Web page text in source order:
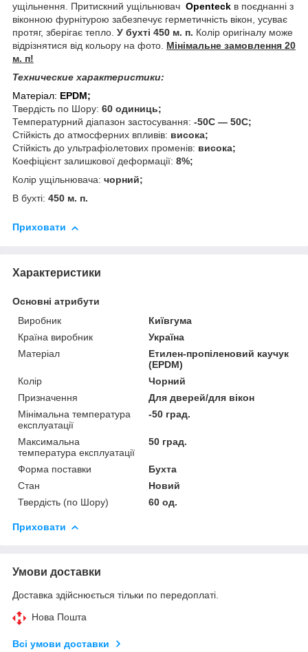
ущільнення. Притискний ущільнювач Openteck в поєднанні з
віконною фурнітурою забезпечує герметичність вікон, усуває
протяг, зберігає тепло. У бухті 450 м. п. Колір оригіналу може
відрізнятися від кольору на фото. Мінімальне замовлення 20
м. п!
Технические характеристики:
Матеріал: EPDM;
Твердість по Шору: 60 одиниць;
Температурний діапазон застосування: -50С ― 50С;
Стійкість до атмосферних впливів: висока;
Стійкість до ультрафіолетових променів: висока;
Коефіцієнт залишкової деформації: 8%;
Колір ущільнювача: чорний;
В бухті: 450 м. п.
Приховати
Характеристики
Основні атрибути
Виробник
Київгума
Країна виробник
Україна
Матеріал
Етилен-пропіленовий каучук
(EPDM)
Колір
Чорний
Призначення
Для дверей/для вікон
Мінімальна температура
експлуатації
-50 град.
Максимальна
температура експлуатації
50 град.
Форма поставки
Бухта
Стан
Новий
Твердість (по Шору)
60 од.
Приховати
Умови доставки
Доставка здійснюється тільки по передоплаті.
Нова Пошта
Всі умови доставки